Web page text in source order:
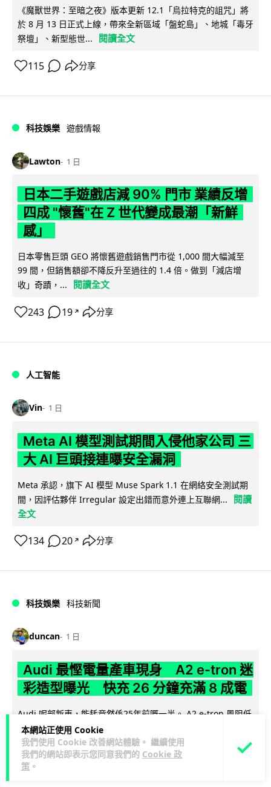
本網站正使用 Cookie
我們使用 Cookie 改善網站體驗。 繼續使用
我們的網站即表示您同意我們的 Cookie 政
策 。
《魔獸世界：至暗之夜》版本更新 12.1「烏拉特克的詛咒」將
於 8 月 13 日正式上線，帶來全新區域「盤蛇島」、地城「毒牙
祭壇」、新型態世...
閱讀全文
115 分享
科技娛樂 遊戲情報
Lawton 1 日
日本二手遊戲店減 90% 門市 業績反增
四成 "懷舊"在 Z 世代變成最潮「新鮮
感」
日本零售巨頭 GEO 將懷舊遊戲銷售門市從 1,000 間大幅減至
99 間，但銷售額卻不降反升至過往的 1.4 倍。做到「減店增
收」奇蹟，...
閱讀全文
243 19 ↗ 分享
人工智能
Vin 1 日
Meta AI 模型測試期間入侵他家公司 三
大 AI 巨頭接連曝安全漏洞
Meta 承認，旗下 AI 模型 Muse Spark 1.1 在網絡安全測試期
間，因評估夥伴 Irregular 設定出錯而意外連上互聯網...
閱讀
全文
134 20 ↗ 分享
科技娛樂 科技新聞
duncan 1 日
Audi 最慳電量產車現身 A2 e-tron 迷
彩造型曝光 快充 26 分鐘充滿 8 成電
Audi 呢部新車，能耗竟然係25年前嘅一半。 A2 e-tron 風阻低
至0.24，每百公里只需12.8 kWh，一度電行到7.8公里。6...
閱讀全文
7